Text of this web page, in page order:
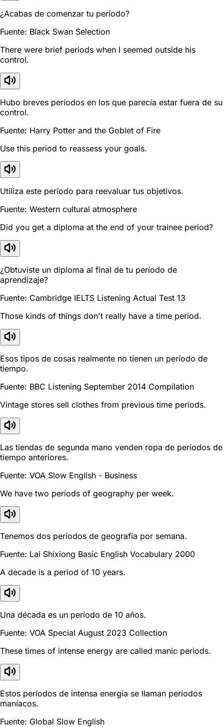
¿Acabas de comenzar tu período?
Fuente: Black Swan Selection
There were brief periods when I seemed outside his
control.
Hubo breves períodos en los que parecía estar fuera de su
control.
Fuente: Harry Potter and the Goblet of Fire
Use this period to reassess your goals.
Utiliza este período para reevaluar tus objetivos.
Fuente: Western cultural atmosphere
Did you get a diploma at the end of your trainee period?
¿Obtuviste un diploma al final de tu período de
aprendizaje?
Fuente: Cambridge IELTS Listening Actual Test 13
Those kinds of things don't really have a time period.
Esos tipos de cosas realmente no tienen un período de
tiempo.
Fuente: BBC Listening September 2014 Compilation
Vintage stores sell clothes from previous time periods.
Las tiendas de segunda mano venden ropa de períodos de
tiempo anteriores.
Fuente: VOA Slow English - Business
We have two periods of geography per week.
Tenemos dos períodos de geografía por semana.
Fuente: Lai Shixiong Basic English Vocabulary 2000
A decade is a period of 10 years.
Una década es un período de 10 años.
Fuente: VOA Special August 2023 Collection
These times of intense energy are called manic periods.
Estos períodos de intensa energía se llaman períodos
maníacos.
Fuente: Global Slow English